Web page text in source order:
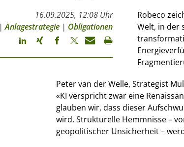
16.09.2025, 12:08 Uhr
|Anlagestrategie | Obligationen
Robeco
Welt, in der
Peter van der Welle, Strategist
«KI verspricht zwar eine
glauben wir, dass dieser
wird. Strukturelle Hemmnisse –
geopolitischer Unsicherheit –